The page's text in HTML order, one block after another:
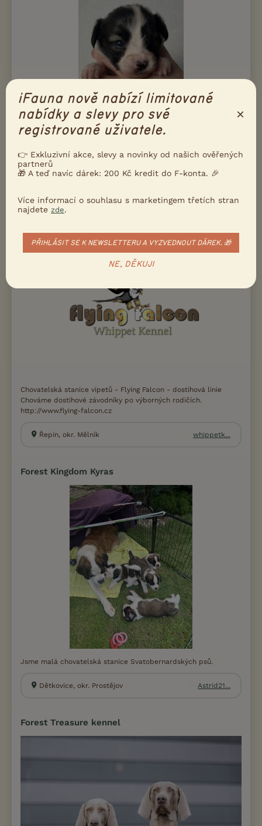
Jsme malá rodinná chovatelská stanice, kde jsou psi především
členy rodiny. Naším cílem je odchovávat zdravé, vyrovnané a
Písková Lhota, okr. Mladá Boleslav
Flying Falcon
Chovatelská stanice vipetů - Flying Falcon - dostihová linie
Chováme dostihové závodníky po výborných rodičích.
http://www.flying-falcon.cz
Řepín, okr. Mělník whippetk...
Forest Kingdom Kyras
Jsme malá chovatelská stanice Svatobernardských psů.
Dětkovice, okr. Prostějov Astrid21...
Forest Treasure kennel
iFauna nově nabízí limitované
nabídky a slevy pro své
registrované uživatele.
×
👉 Exkluzivní akce, slevy a novinky od našich ověřených
partnerů
🎁 A teď navíc dárek: 200 Kč kredit do F-konta. 🎉
Více informací o souhlasu s marketingem třetích stran
najdete zde.
PŘIHLÁSIT SE K NEWSLETTERU A VYZVEDNOUT DÁREK. 🎁
NE, DĚKUJI